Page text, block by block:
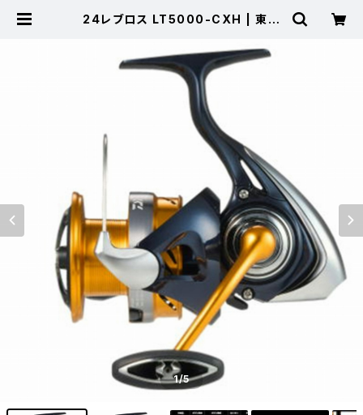
24レブロス LT5000-CXH | 東海
1/5